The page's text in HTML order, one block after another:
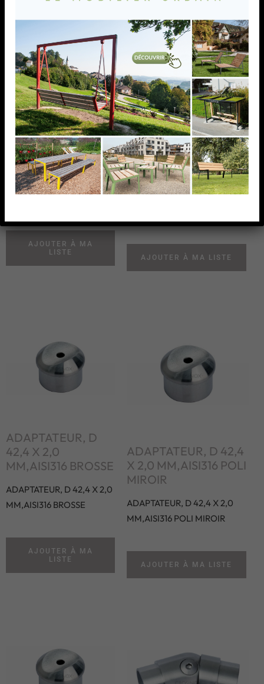
ADAPTATEUR, D
33,7 X 2,0
MM,AISI316 BROSSE
ADAPTATEUR, D 33,7 X 2,0
MM,AISI316 BROSSE
AJOUTER À MA
LISTE
ADAPTATEUR, D 42,4
X 2,0 MM,AISI316
BROSSE
ADAPTATEUR, D 42,4 X 2,0
AJOUTER À MA LISTE
ADAPTATEUR, D
42,4 X 2,0
MM,AISI316 BROSSE
ADAPTATEUR, D 42,4 X 2,0
MM,AISI316 BROSSE
AJOUTER À MA
LISTE
ADAPTATEUR, D 42,4
X 2,0 MM,AISI316 POLI
MIROIR
ADAPTATEUR, D 42,4 X 2,0
MM,AISI316 POLI MIROIR
AJOUTER À MA LISTE